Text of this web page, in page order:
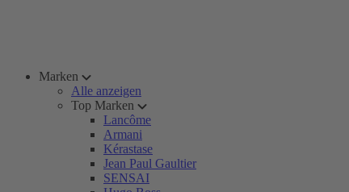
Marken
Alle anzeigen
Top Marken
Lancôme
Armani
Kérastase
Jean Paul Gaultier
SENSAI